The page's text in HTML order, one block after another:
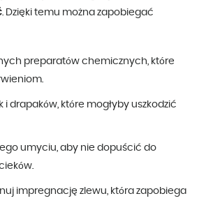
. Dzięki temu można zapobiegać
preparatów chemicznych, które
i drapaków, które mogłyby uszkodzić
umyciu, aby nie dopuścić do
impregnację zlewu, która zapobiega